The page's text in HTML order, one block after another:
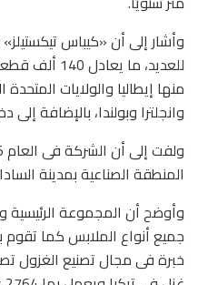
للعديد، ما
منها إيطاليا والولايات المتحدة
وانجلترا وبولندا، بالإضافة
المنطقة الصناعية بمدينة
وأوضح أن المجموعة
جميع أنواع الملابس كما تقوم